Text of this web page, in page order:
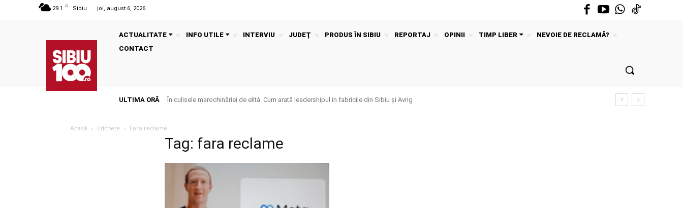
29.1 C Sibiu joi, august 6, 2026
ACTUALITATE INFO UTILE INTERVIU JUDEŢ PRODUS ÎN SIBIU REPORTAJ OPINII TIMP LIBER
NEVOIE DE RECLAMĂ?
CONTACT
ULTIMA ORĂ În culisele marochinăriei de elită. Cum arată leadershipul în fabricile din Sibiu și Avrig
Acasă Etichete Fara reclame
Tag: fara reclame